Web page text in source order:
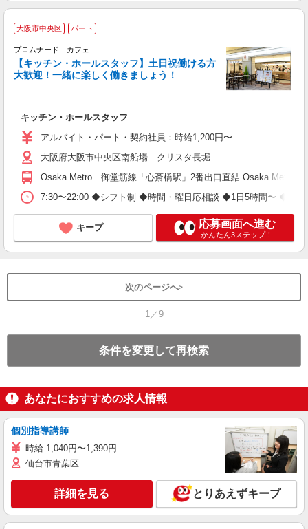
大阪市中央区 パート
プロムナード カフェ
【キッチン・ホールスタッフ】土日祝働ける方
大歓迎！一緒に楽しく働きましょう！
キッチン・ホールスタッフ
アルバイト・パート・契約社員：時給1,200円〜
大阪府大阪市中央区南船場 クリスタ長堀
Osaka Metro 御堂筋線「心斎橋駅」2番出口直結 Osaka Metro
7:30〜22:00 ◆シフト制 ◆時間・曜日応相談 ◆1日5時間〜 ◆週2
キープ 応募画面へ進む
かんたん3ステップ！
次のページへ
1／9
条件を変更して再検索
あなたにおすすめの求人情報
個別指導講師
時給 1,040円〜1,390円
仙台市青葉区
詳細を見る とりあえずキープ